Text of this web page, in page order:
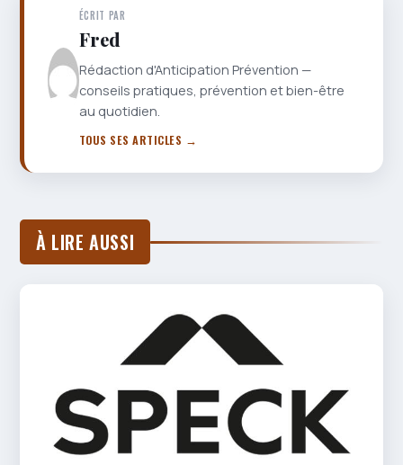
ÉCRIT PAR
Fred
Rédaction d'Anticipation Prévention —
conseils pratiques, prévention et bien-être
au quotidien.
TOUS SES ARTICLES →
À LIRE AUSSI